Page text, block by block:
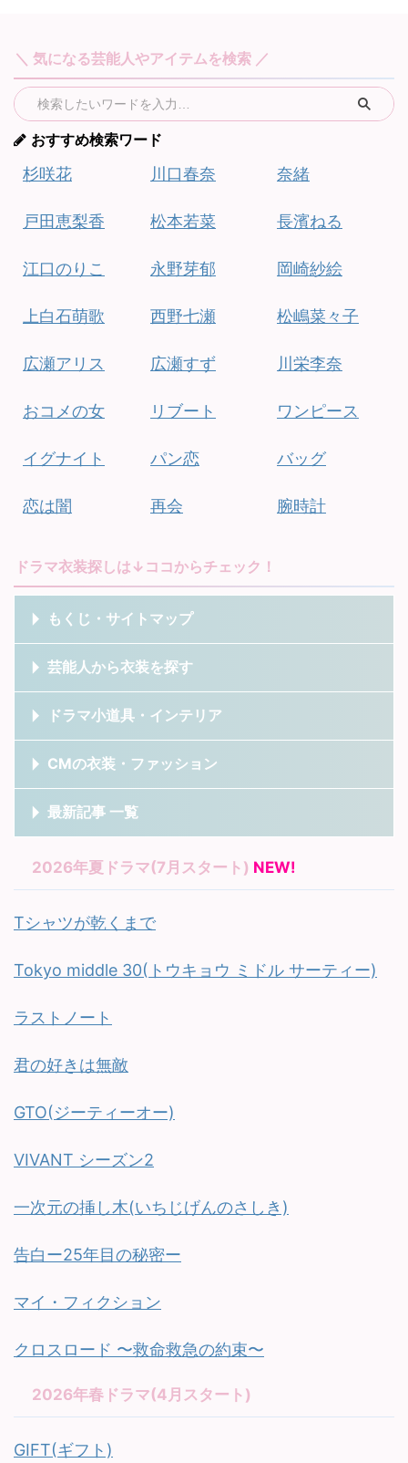
＼ 気になる芸能人やアイテムを検索 ／
おすすめ検索ワード
杉咲花
戸田恵梨香
江口のりこ
上白石萌歌
広瀬アリス
おコメの女
イグナイト
恋は闇
川口春奈
松本若菜
永野芽郁
西野七瀬
広瀬すず
リブート
パン恋
再会
奈緒
長濱ねる
岡崎紗絵
松嶋菜々子
川栄李奈
ワンピース
バッグ
腕時計
ドラマ衣装探しは↓ココからチェック！
もくじ・サイトマップ
芸能人から衣装を探す
ドラマ小道具・インテリア
CMの衣装・ファッション
最新記事 一覧
2026年夏ドラマ(7月スタート) NEW!
Tシャツが乾くまで
Tokyo middle 30(トウキョウ ミドル サーティー)
ラストノート
君の好きは無敵
GTO(ジーティーオー)
VIVANT シーズン2
一次元の挿し木(いちじげんのさしき)
告白ー25年目の秘密ー
マイ・フィクション
クロスロード 〜救命救急の約束〜
2026年春ドラマ(4月スタート)
GIFT(ギフト)